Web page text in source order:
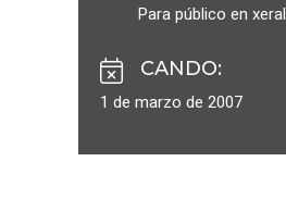
Para público en xeral
CANDO:
1 de marzo de 2007